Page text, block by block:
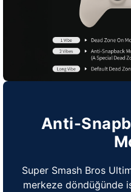
Anti-
Super Smash Bros
merkeze döndüğünde